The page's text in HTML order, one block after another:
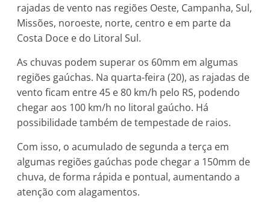
rajadas de vento nas regiões Oeste, Campanha, Sul,
Missões, noroeste, norte, centro e em parte da
Costa Doce e do Litoral Sul.
As chuvas podem superar os 60mm em algumas
regiões gaúchas. Na quarta-feira (20), as rajadas de
vento ficam entre 45 e 80 km/h pelo RS, podendo
chegar aos 100 km/h no litoral gaúcho. Há
possibilidade também de tempestade de raios.
Com isso, o acumulado de segunda a terça em
algumas regiões gaúchas pode chegar a 150mm de
chuva, de forma rápida e pontual, aumentando a
atenção com alagamentos.